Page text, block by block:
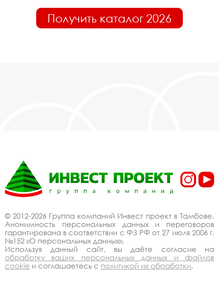
Получить каталог 2026
© 2012-2026 Группа компаний Инвест проект в Тамбове.
Анонимность персональных данных и переговоров
гарантирована в соответствии с ФЗ РФ от 27 июля 2006 г.
№152 «О персональных данных».
Используя данный сайт, вы даёте согласие на
обработку ваших персональных данных и файлов
cookie и соглашаетесь с политикой их обработки